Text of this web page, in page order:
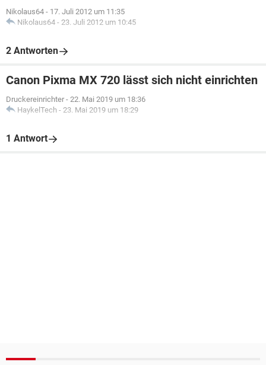
Nikolaus64 - 17. Juli 2012 um 11:35
Nikolaus64 - 23. Juli 2012 um 10:45
2 Antworten
Canon Pixma MX 720 lässt sich nicht einrichten
Druckereinrichter - 22. Mai 2019 um 18:36
HaykelTech - 23. Mai 2019 um 18:29
1 Antwort